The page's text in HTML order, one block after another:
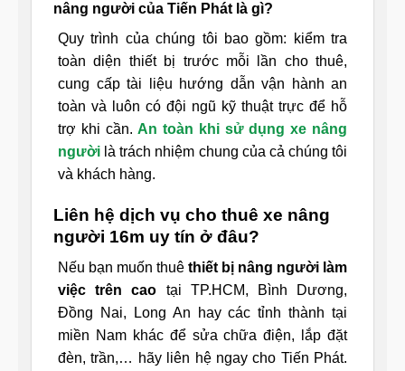
nâng người của Tiến Phát là gì?
Quy trình của chúng tôi bao gồm: kiểm tra
toàn diện thiết bị trước mỗi lần cho thuê,
cung cấp tài liệu hướng dẫn vận hành an
toàn và luôn có đội ngũ kỹ thuật trực để hỗ
trợ khi cần.An toàn khi sử dụng xe nâng
người là trách nhiệm chung của cả chúng tôi
và khách hàng.
Liên hệ dịch vụ cho thuê xe nâng
người 16m uy tín ở đâu?
Nếu bạn muốn thuê thiết bị nâng người làm
việc trên cao tại TP.HCM, Bình Dương,
Đồng Nai, Long An hay các tỉnh thành tại
miền Nam khác để sửa chữa điện, lắp đặt
đèn, trần,… hãy liên hệ ngay cho Tiến Phát.